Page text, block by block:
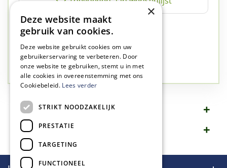
✅A-kwaliteit planten
✅77 jaar familie bedrijf
✅Groen, dat is wat we doen
Omschrijving
Specificaties
×
Deze website maakt
gebruik van cookies.
Deze website gebruikt cookies om uw
gebruikerservaring te verbeteren. Door
onze website te gebruiken, stemt u in met
alle cookies in overeenstemming met ons
Cookiebeleid. Lees verder
STRIKT NOODZAKELIJK
PRESTATIE
TARGETING
FUNCTIONEEL